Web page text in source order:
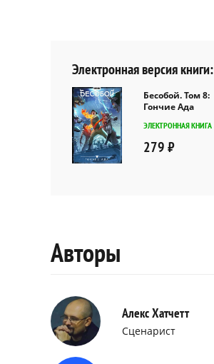
Электронная версия книги:
Бесобой. Том 8:
Гончие Ада
ЭЛЕКТРОННАЯ КНИГА
279 ₽
Авторы
Алекс Хатчетт
Сценарист